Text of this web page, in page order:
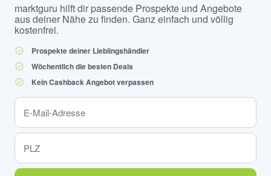
marktguru hilft dir passende Prospekte und Angebote
aus deiner Nähe zu finden. Ganz einfach und völlig
kostenfrei.
Prospekte deiner Lieblingshändler
Wöchentlich die besten Deals
Kein Cashback Angebot verpassen